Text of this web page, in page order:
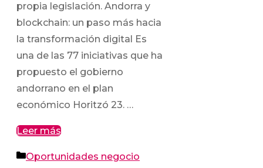
propia legislación. Andorra y
blockchain: un paso más hacia
la transformación digital Es
una de las 77 iniciativas que ha
propuesto el gobierno
andorrano en el plan
económico Horitzó 23. …
Leer más
Categorías
Oportunidades negocio